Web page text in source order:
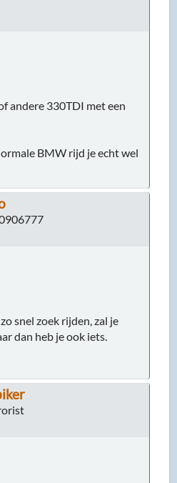
andere 330TDI met een
BMW rijd je echt wel
snel zoek rijden, zal je
dan heb je ook iets.